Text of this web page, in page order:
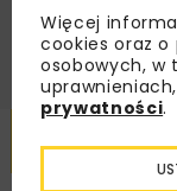
Więcej
cookies oraz
osobowych, w
prywatności.